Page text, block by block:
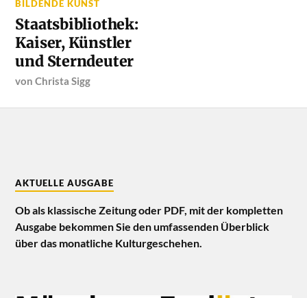
BILDENDE KUNST
Staatsbibliothek:
Kaiser, Künstler
und Sterndeuter
vonChrista Sigg
AKTUELLE AUSGABE
Ob als klassische Zeitung oder PDF, mit der kompletten
Ausgabe bekommen Sie den umfassenden Überblick
über das monatliche Kulturgeschehen.